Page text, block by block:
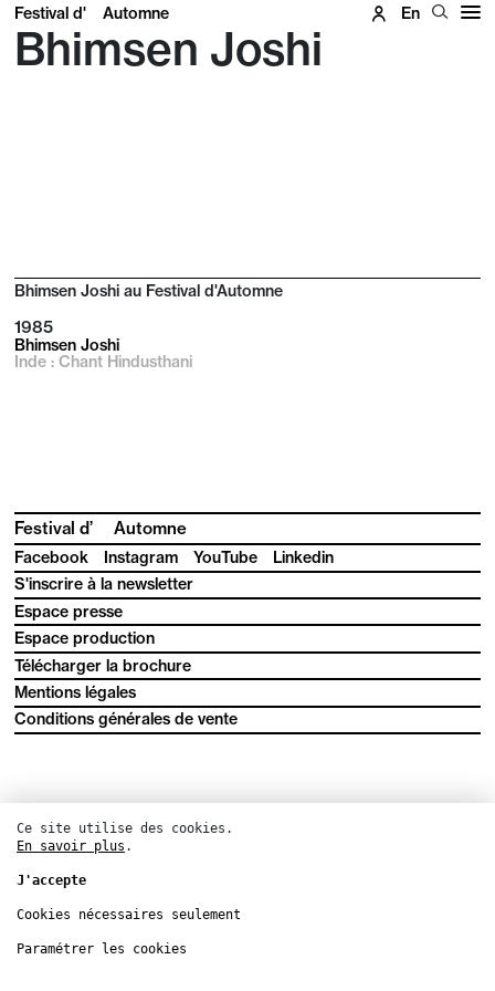
Festival d' Automne En
Bhimsen Joshi
Bhimsen Joshi au Festival d'Automne
1985
Bhimsen Joshi
Inde : Chant Hindusthani
Festival d’ Automne
Facebook Instagram YouTube
Linkedin
S'inscrire à la newsletter
Espace presse
Espace production
Télécharger la brochure
Mentions légales
Conditions générales de vente
Ce site utilise des cookies.
En savoir plus .
J'accepte
Cookies nécessaires seulement
Paramétrer les cookies